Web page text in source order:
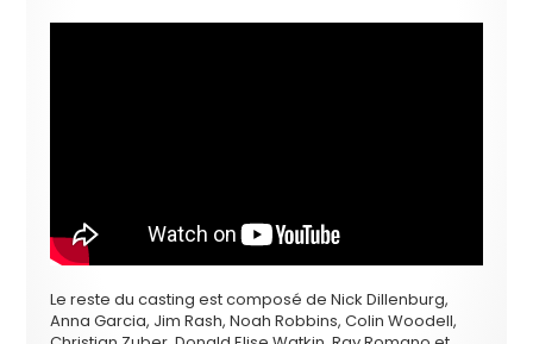
Le reste du casting est composé de Nick Dillenburg,
Anna Garcia, Jim Rash, Noah Robbins, Colin Woodell,